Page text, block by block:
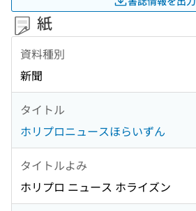
紙
資料種別
新聞
タイトル
ホリプロニュースほらいずん
タイトルよみ
ホリプロ ニュース ホライズン